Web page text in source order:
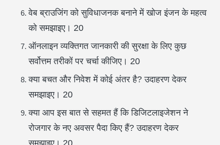
वेब ब्राउजिंग को सुविधाजनक बनाने में खोज इंजन के महत्व
को समझाइए। 20
ऑनलाइन व्यक्तिगत जानकारी की सुरक्षा के लिए कुछ
सर्वोत्तम तरीकों पर चर्चा कीजिए। 20
क्या बचत और निवेश में कोई अंतर है? उदाहरण देकर
समझाइए। 20
क्या आप इस बात से सहमत हैं कि डिजिटलाइजेशन ने
रोजगार के नए अवसर पैदा किए हैं? उदाहरण देकर